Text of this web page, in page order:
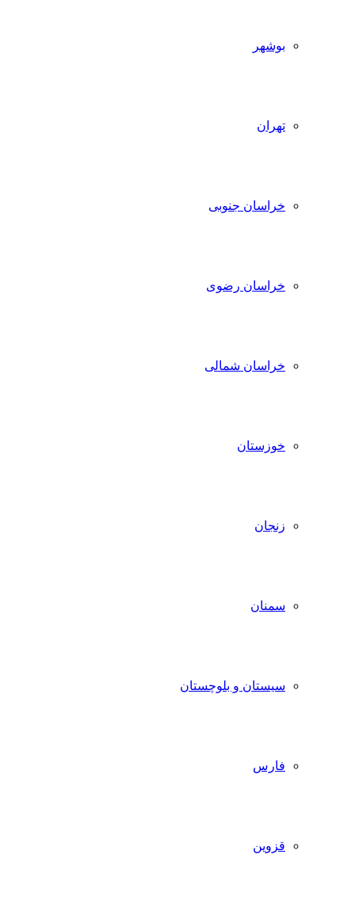
بوشهر
تهران
خراسان جنوبی
خراسان رضوی
خراسان شمالی
خوزستان
زنجان
سمنان
سیستان و بلوچستان
فارس
قزوین